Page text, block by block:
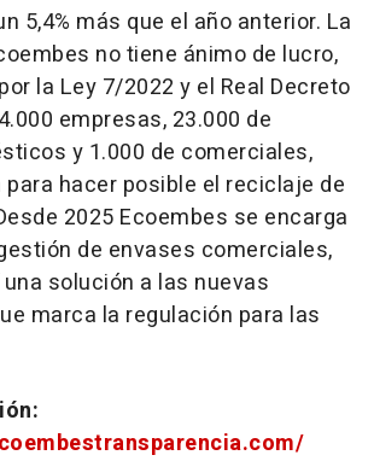
5,4% más que el año anterior. La
no tiene ánimo de lucro,
la Ley 7/2022 y el Real Decreto
empresas, 23.000 de
y 1.000 de comerciales,
hacer posible el reciclaje de
2025 Ecoembes se encarga
de envases comerciales,
solución a las nuevas
marca la regulación para las